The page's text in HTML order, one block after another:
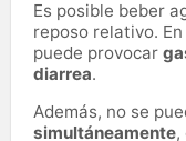
Es posible beber
reposo relativo.
puede provocar
diarrea.
Además, no se
simultáneamente,